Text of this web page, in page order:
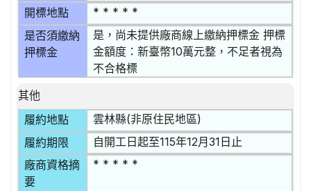
開標地點 * * * * *
是否須繳納
押標金
是，尚未提供廠商線上繳納押標金 押標
金額度：新臺幣10萬元整，不足者視為
不合格標
其他
履約地點
雲林縣(非原住民地區)
履約期限 自開工日起至115年12月31日止
廠商資格摘
要
* * * * *